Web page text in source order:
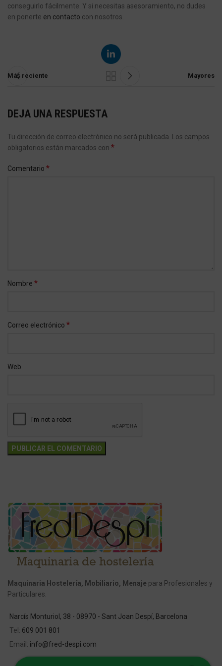
conseguirlo fácilmente. Y si necesitas asesoramiento, no dudes
en ponerte en contacto con nosotros.
Más reciente Mayores
DEJA UNA RESPUESTA
Tu dirección de correo electrónico no será publicada.
Los campos
obligatorios están marcados con *
Comentario *
Nombre *
Correo electrónico *
Web
Maquinaria Hostelería, Mobiliario, Menaje para Profesionales y
Particulares.
Narcís Monturiol, 38 - 08970 - Sant Joan Despí, Barcelona
Tel: 609 001 801
Email: info@fred-despi.com